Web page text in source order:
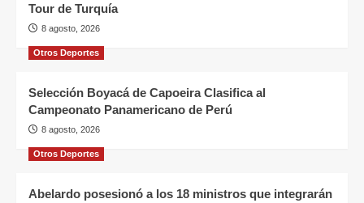
Tour de Turquía
8 agosto, 2026
Otros Deportes
Selección Boyacá de Capoeira Clasifica al
Campeonato Panamericano de Perú
8 agosto, 2026
Otros Deportes
Abelardo posesionó a los 18 ministros que integrarán